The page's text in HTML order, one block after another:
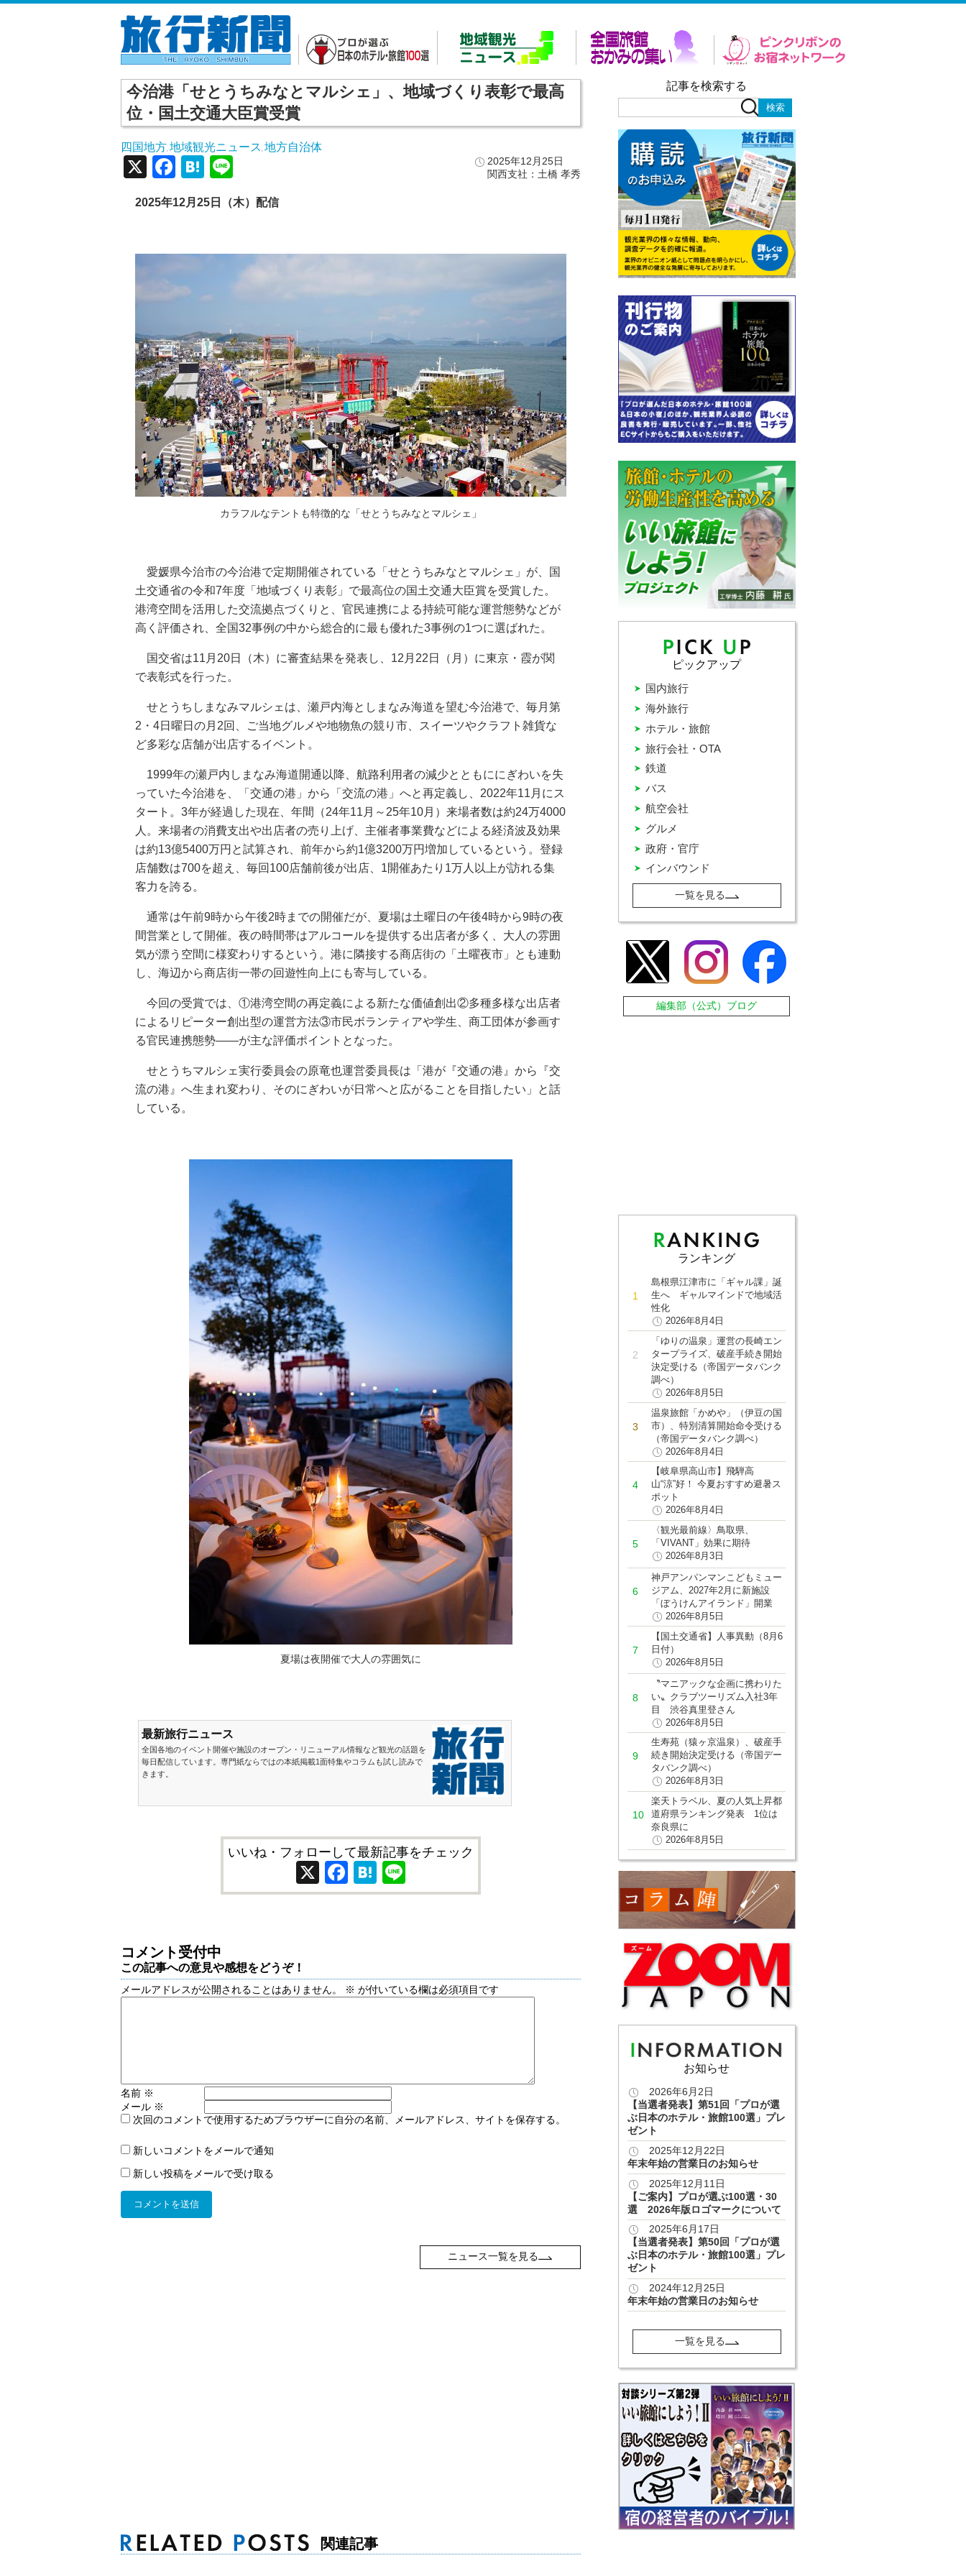
今治港「せとうちみなとマルシェ」、地域づくり表彰で最高
位・国土交通大臣賞受賞
四国地方 ,地域観光ニュース ,地方自治体
2025年12月25日
関西支社：土橋 孝秀
X Facebook
Hatena
2025年12月25日（木）配信
カラフルなテントも特徴的な「せとうちみなとマルシェ」
愛媛県今治市の今治港で定期開催されている「せとうちみなとマルシェ」が、国
土交通省の令和7年度「地域づくり表彰」で最高位の国土交通大臣賞を受賞した。
港湾空間を活用した交流拠点づくりと、官民連携による持続可能な運営態勢などが
高く評価され、全国32事例の中から総合的に最も優れた3事例の1つに選ばれた。
国交省は11月20日（木）に審査結果を発表し、12月22日（月）に東京・霞が関
で表彰式を行った。
せとうちしまなみマルシェは、瀬戸内海としまなみ海道を望む今治港で、毎月第
2・4日曜日の月2回、ご当地グルメや地物魚の競り市、スイーツやクラフト雑貨な
ど多彩な店舗が出店するイベント。
1999年の瀬戸内しまなみ海道開通以降、航路利用者の減少とともににぎわいを失
っていた今治港を、「交通の港」から「交流の港」へと再定義し、2022年11月にス
タート。3年が経過した現在、年間（24年11月～25年10月）来場者数は約24万4000
人。来場者の消費支出や出店者の売り上げ、主催者事業費などによる経済波及効果
は約13億5400万円と試算され、前年から約1億3200万円増加しているという。登録
店舗数は700を超え、毎回100店舗前後が出店、1開催あたり1万人以上が訪れる集
客力を誇る。
通常は午前9時から午後2時までの開催だが、夏場は土曜日の午後4時から9時の夜
間営業として開催。夜の時間帯はアルコールを提供する出店者が多く、大人の雰囲
気が漂う空間に様変わりするという。港に隣接する商店街の「土曜夜市」とも連動
し、海辺から商店街一帯の回遊性向上にも寄与している。
今回の受賞では、①港湾空間の再定義による新たな価値創出②多種多様な出店者
によるリピーター創出型の運営方法③市民ボランティアや学生、商工団体が参画す
る官民連携態勢――が主な評価ポイントとなった。
せとうちマルシェ実行委員会の原竜也運営委員長は「港が『交通の港』から『交
流の港』へ生まれ変わり、そのにぎわいが日常へと広がることを目指したい」と話
している。
夏場は夜開催で大人の雰囲気に
最新旅行ニュース
全国各地のイベント開催や施設のオープン・リニューアル情報など観光の話題を
毎日配信しています。専門紙ならではの本紙掲載1面特集やコラムも試し読みで
きます。
いいね・フォローして最新記事をチェック
X Facebook
Hatena
コメント受付中
この記事への意見や感想をどうぞ！
メールアドレスが公開されることはありません。 ※ が付いている欄は必須項目です
名前 ※
メール ※
次回のコメントで使用するためブラウザーに自分の名前、メールアドレス、サイトを保存する。
新しいコメントをメールで通知
新しい投稿をメールで受け取る
ニュース一覧を見る
関連記事
記事を検索する
ピックアップ
インバウンド
グルメ
バス
ホテル・旅館
国内旅行
政府・官庁
旅行会社・OTA
海外旅行
航空会社
鉄道
一覧を見る
編集部（公式）ブログ
ランキング
島根県江津市に「ギャル課」誕
生へ ギャルマインドで地域活
性化
2026年8月4日
「ゆりの温泉」運営の長崎エン
タープライズ、破産手続き開始
決定受ける（帝国データバンク
調べ）
2026年8月5日
温泉旅館「かめや」（伊豆の国
市）、特別清算開始命令受ける
（帝国データバンク調べ）
2026年8月4日
【岐阜県高山市】飛騨高
山“涼”好！ 今夏おすすめ避暑ス
ポット
2026年8月4日
〈観光最前線〉鳥取県、
「VIVANT」効果に期待
2026年8月3日
神戸アンパンマンこどもミュー
ジアム、2027年2月に新施設
「ぼうけんアイランド」開業
2026年8月5日
【国土交通省】人事異動（8月6
日付）
2026年8月5日
〝マニアックな企画に携わりた
い〟クラブツーリズム入社3年
目 渋谷真里登さん
2026年8月5日
生寿苑（猿ヶ京温泉）、破産手
続き開始決定受ける（帝国デー
タバンク調べ）
2026年8月3日
楽天トラベル、夏の人気上昇都
道府県ランキング発表 1位は
奈良県に
2026年8月5日
お知らせ
2026年6月2日
【当選者発表】第51回「プロが選
ぶ日本のホテル・旅館100選」プレ
ゼント
2025年12月22日
年末年始の営業日のお知らせ
2025年12月11日
【ご案内】プロが選ぶ100選・30
選 2026年版ロゴマークについて
2025年6月17日
【当選者発表】第50回「プロが選
ぶ日本のホテル・旅館100選」プレ
ゼント
2024年12月25日
年末年始の営業日のお知らせ
一覧を見る